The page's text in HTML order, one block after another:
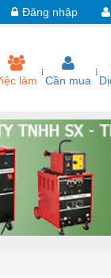
Đăng nhập
làm Cần mua